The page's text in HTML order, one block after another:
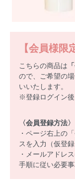
【会員様限
こちらの商品は
ので、ご希望の
いいたします。
※登録ログイン後
〈会員登録方法〉
・ページ右上の
スを入力（仮登録
・メールアドレ
手順に従い必要